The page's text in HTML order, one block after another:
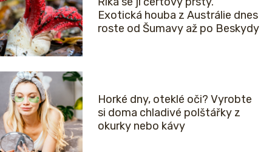
Exotická houba z Austrálie dnes
roste od Šumavy až po Beskydy
Horké dny, oteklé oči? Vyrobte
si doma chladivé polštářky z
okurky nebo kávy